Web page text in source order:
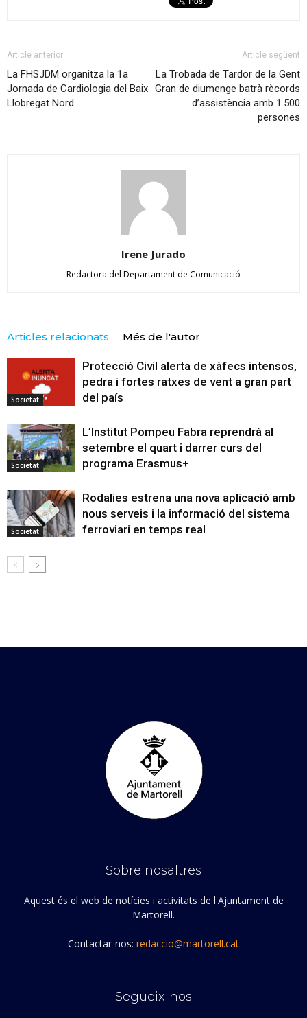
Article anterior
La FHSJDM organitza la 1a
Jornada de Cardiologia del Baix
Llobregat Nord
Article següent
La Trobada de Tardor de la Gent
Gran de diumenge batrà rècords
d’assistència amb 1.500
persones
Irene Jurado
Redactora del Departament de Comunicació
Articles relacionats Més de l'autor
Societat
Protecció Civil alerta de xàfecs intensos,
pedra i fortes ratxes de vent a gran part
del país
Societat
L’Institut Pompeu Fabra reprendrà al
setembre el quart i darrer curs del
programa Erasmus+
Societat
Rodalies estrena una nova aplicació amb
nous serveis i la informació del sistema
ferroviari en temps real
Sobre nosaltres
Aquest és el web de notícies i activitats de l'Ajuntament de
Martorell.
Contactar-nos: redaccio@martorell.cat
Segueix-nos